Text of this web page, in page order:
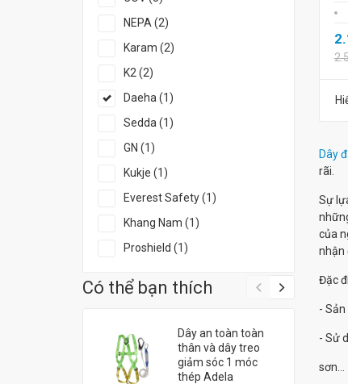
NEPA (2)
Karam (2)
K2 (2)
Daeha (1)
Sedda (1)
GN (1)
Kukje (1)
Everest Safety (1)
Khang Nam (1)
Proshield (1)
Có thể bạn thích
Dây an toàn toàn
thân và dây treo
giảm sóc 1 móc
thép Adela
Dây
rãi.
Sự
của
nhận
Đặc
-
- Sử
sơn…